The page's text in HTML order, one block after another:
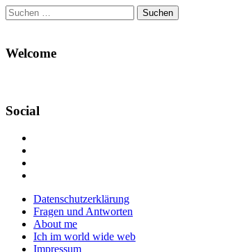
Suchen
nach:
Welcome
Social
Facebook
anzeigen
Twitter
anzeigen
auf
Instagram
anzeigen
Main
menu
Skip
content
Datenschutzerklärung
Fragen und Antworten
About me
Ich im world wide web
Impressum